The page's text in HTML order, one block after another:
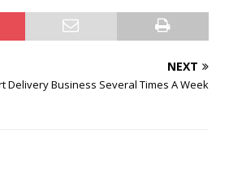
NEXT
Delivery Business Several Times A Week